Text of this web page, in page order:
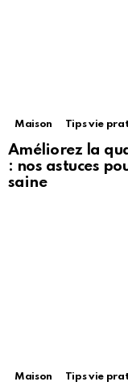
Maison Tips vie
Améliorez la
: nos astuces
saine
Maison Tips vie